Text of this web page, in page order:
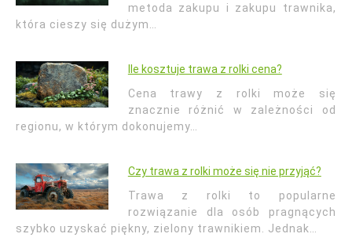
metoda zakupu i zakupu trawnika,
która cieszy się dużym…
Ile kosztuje trawa z rolki cena?
Cena trawy z rolki może się
znacznie różnić w zależności od
regionu, w którym dokonujemy…
Czy trawa z rolki może się nie przyjąć?
Trawa z rolki to popularne
rozwiązanie dla osób pragnących
szybko uzyskać piękny, zielony trawnikiem. Jednak…